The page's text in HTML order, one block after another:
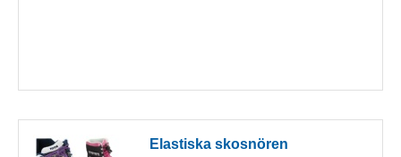
Elastiska skosnören